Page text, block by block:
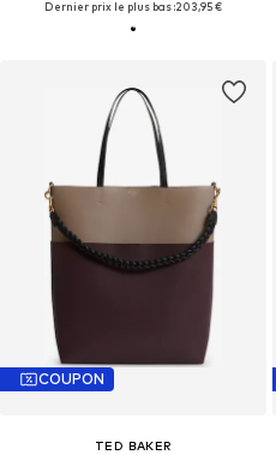
Dernier prix le plus bas :203,95 €
COUPON
TED BAKER